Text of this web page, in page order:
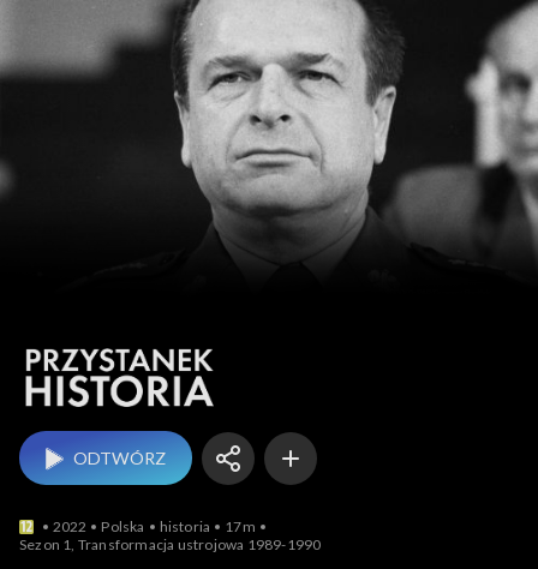
Przystanek historia
ODTWÓRZ
2022 Polska historia
17m
Sezon 1, Transformacja ustrojowa 1989-1990